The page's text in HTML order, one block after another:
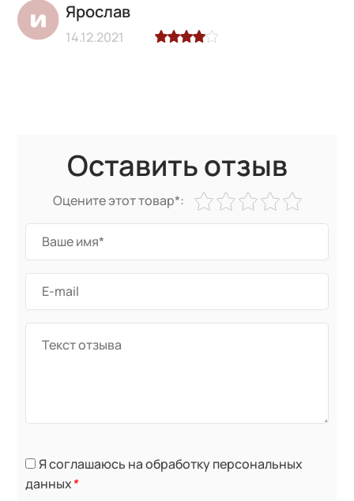
Ярослав
14.12.2021
Оставить отзыв
Оцените этот товар*:
Я соглашаюсь на обработку персональных
данных*